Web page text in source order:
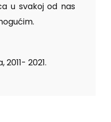
u svakoj od nas
2011- 2021.